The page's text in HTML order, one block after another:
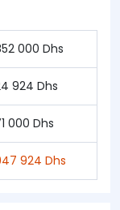
000 Dhs
924 Dhs
000 Dhs
924 Dhs